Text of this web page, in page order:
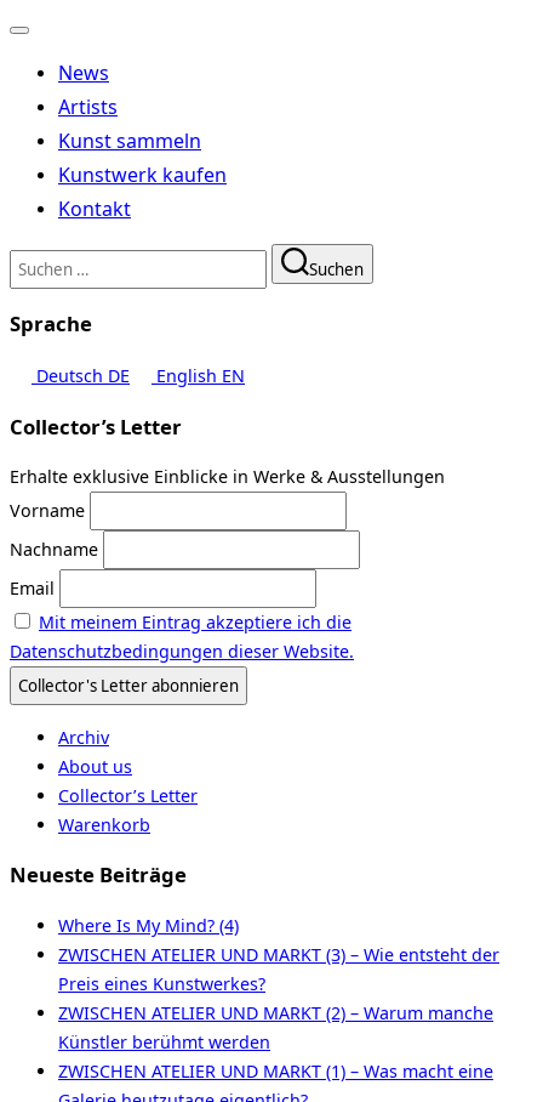
Navigation
umschalten
News
Artists
Kunst sammeln
Kunstwerk kaufen
Kontakt
Suchen
nach:
Suchen
Sprache
Deutsch DE English EN
Collector’s Letter
Erhalte exklusive Einblicke in Werke & Ausstellungen
Vorname
Nachname
Email
Mit meinem Eintrag akzeptiere ich die
Datenschutzbedingungen dieser Website.
Archiv
About us
Collector’s Letter
Warenkorb
Neueste Beiträge
Where Is My Mind? (4)
ZWISCHEN ATELIER UND MARKT (3) – Wie entsteht der
Preis eines Kunstwerkes?
ZWISCHEN ATELIER UND MARKT (2) – Warum manche
Künstler berühmt werden
ZWISCHEN ATELIER UND MARKT (1) – Was macht eine